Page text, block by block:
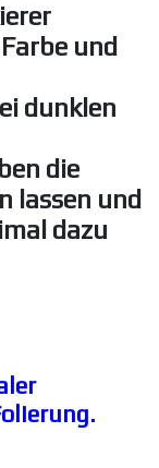
und
dunklen
die
lassen und
dazu